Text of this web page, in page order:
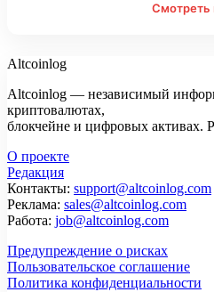
Смотреть
Altcoinlog
Altcoinlog — независимый
криптовалютах,
блокчейне и цифровых активах.
О проекте
Редакция
Контакты: support@altcoinlog.com
Реклама: sales@altcoinlog.com
Работа: job@altcoinlog.com
Предупреждение о рисках
Пользовательское соглашение
Политика конфиденциальности